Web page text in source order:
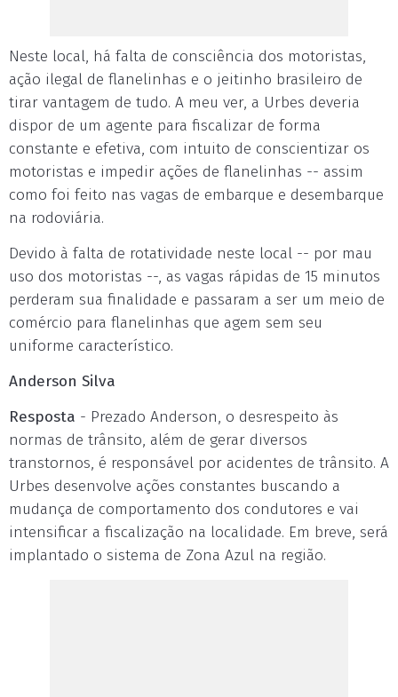
Neste local, há falta de consciência dos motoristas,
ação ilegal de flanelinhas e o jeitinho brasileiro de
tirar vantagem de tudo. A meu ver, a Urbes deveria
dispor de um agente para fiscalizar de forma
constante e efetiva, com intuito de conscientizar os
motoristas e impedir ações de flanelinhas -- assim
como foi feito nas vagas de embarque e desembarque
na rodoviária.
Devido à falta de rotatividade neste local -- por mau
uso dos motoristas --, as vagas rápidas de 15 minutos
perderam sua finalidade e passaram a ser um meio de
comércio para flanelinhas que agem sem seu
uniforme característico.
Anderson Silva
Resposta - Prezado Anderson, o desrespeito às
normas de trânsito, além de gerar diversos
transtornos, é responsável por acidentes de trânsito. A
Urbes desenvolve ações constantes buscando a
mudança de comportamento dos condutores e vai
intensificar a fiscalização na localidade. Em breve, será
implantado o sistema de Zona Azul na região.